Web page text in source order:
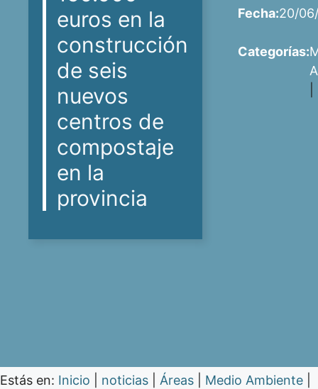
euros en la
construcción
de seis
nuevos
centros de
compostaje
en la
provincia
Fecha:20/
Categorías:
Estás en: Inicio noticias Áreas Medio Ambiente